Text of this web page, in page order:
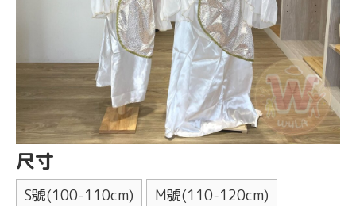
尺寸
S號(100-110cm)
M號(110-120cm)